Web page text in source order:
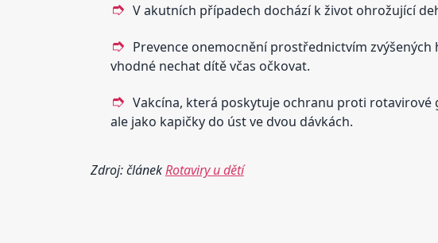
V akutních případech dochází k život ohrožující
Prevence onemocnění prostřednictvím
vhodné nechat dítě včas očkovat.
Vakcína, která poskytuje ochranu proti rotavirové
ale jako kapičky do úst ve dvou dávkách.
Zdroj: článekRotaviry u dětí